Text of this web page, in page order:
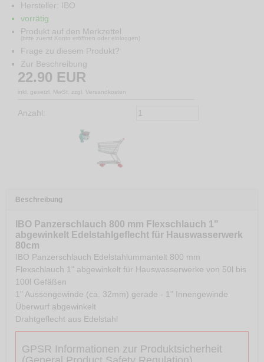
Hersteller:
IBO
vorrätig
Produkt auf den Merkzettel
(bitte zuerst Konto eröffnen oder einloggen)
Frage zu diesem Produkt?
Zur Beschreibung
22.90 EUR
inkl. gesetzl. MwSt. zzgl. Versandkosten
Anzahl:
Beschreibung
IBO Panzerschlauch 800 mm Flexschlauch 1"
abgewinkelt Edelstahlgeflecht für Hauswasserwerk
80cm
IBO Panzerschlauch Edelstahlummantelt 800 mm
Flexschlauch 1" abgewinkelt für Hauswasserwerke von 50l bis
100l Gefäßen
1" Aussengewinde (ca. 32mm) gerade - 1" Innengewinde
Überwurf abgewinkelt
Drahtgeflecht aus Edelstahl
GPSR Informationen zur Produktsicherheit